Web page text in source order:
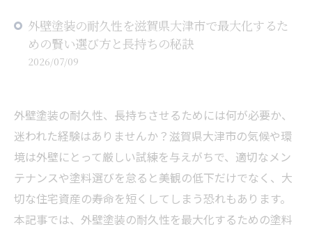
外壁塗装の耐久性を滋賀県大津市で最大化するた
めの賢い選び方と長持ちの秘訣
2026/07/09
外壁塗装の耐久性、長持ちさせるためには何が必要か、
迷われた経験はありませんか？滋賀県大津市の気候や環
境は外壁にとって厳しい試練を与えがちで、適切なメン
テナンスや塗料選びを怠ると美観の低下だけでなく、大
切な住宅資産の寿命を短くしてしまう恐れもあります。
本記事では、外壁塗装の耐久性を最大化するための塗料